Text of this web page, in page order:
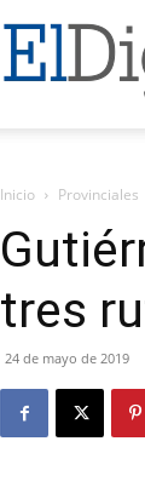
El
Digital
Neuquen
Inicio Provinciales
tres
24 de mayo de 2019